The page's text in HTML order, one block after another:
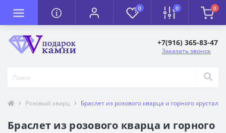
0 0 0
+7(916) 365-83-47
Заказать звонок
Розовый кварц Браслет из розового кварца и горного
Браслет из розового кварца и горного